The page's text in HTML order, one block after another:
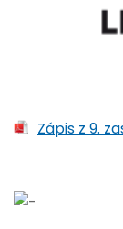
Zápis z 9.